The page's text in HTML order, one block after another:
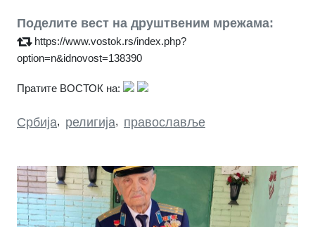
Поделите вест на друштвеним мрежама:
https://www.vostok.rs/index.php?
option=n&idnovost=138390
Пратите ВОСТОК на:
Србија, религија, православље